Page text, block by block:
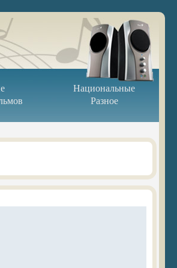
Национальные
Разное